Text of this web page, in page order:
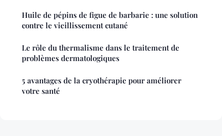
Huile de pépins de figue de barbarie : une solution
contre le vieillissement cutané
Le rôle du thermalisme dans le traitement de
problèmes dermatologiques
5 avantages de la cryothérapie pour améliorer
votre santé